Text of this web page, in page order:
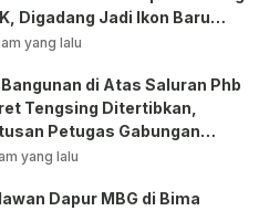
Digadang Jadi Ikon Baru
yang lalu
di Atas Saluran Phb
Tengsing Ditertibkan,
Petugas Gabungan
yang lalu
Dapur MBG di Bima